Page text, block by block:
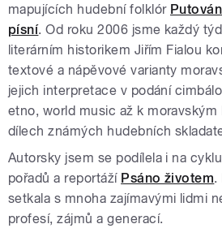
mapujících hudební folklór
písní. Od roku 2006 jsme každý
literárním historikem Jiřím Fialou
textové a nápěvové varianty
jejich interpretace v podání
etno, world music až k
dílech známých hudebních
Autorsky jsem se podílela i na
pořadů a reportáží Psáno životem.
setkala s mnoha zajímavými lidmi
profesí, zájmů a generací.